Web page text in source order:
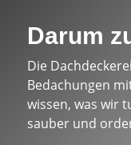
Darum
Die
Bedachungen
wissen, was wir
sauber und